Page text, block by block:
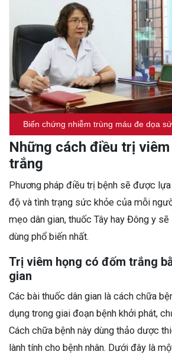
Biến chứng nhiễm trùng máu đe dọa
Những cách điều trị
trắng
Phương pháp điều trị bệnh sẽ được
độ và tình trạng sức khỏe của mỗi
mẹo dân gian, thuốc Tây hay Đông y
dùng phổ biến nhất.
Trị viêm họng có đốm trắng
gian
Các bài thuốc dân gian là cách chữa
dụng trong giai đoạn bệnh khởi phát,
Cách chữa bệnh này dùng thảo dược
lành tính cho bệnh nhân. Dưới đây là